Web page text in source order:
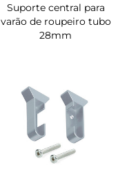
Suporte central para
varão de roupeiro tubo
28mm